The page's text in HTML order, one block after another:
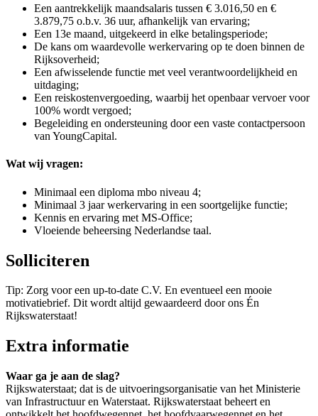
Een aantrekkelijk maandsalaris tussen € 3.016,50 en €
3.879,75 o.b.v. 36 uur, afhankelijk van ervaring;
Een 13e maand, uitgekeerd in elke betalingsperiode;
De kans om waardevolle werkervaring op te doen binnen de
Rijksoverheid;
Een afwisselende functie met veel verantwoordelijkheid en
uitdaging;
Een reiskostenvergoeding, waarbij het openbaar vervoer voor
100% wordt vergoed;
Begeleiding en ondersteuning door een vaste contactpersoon
van YoungCapital.
Wat wij vragen:
Minimaal een diploma mbo niveau 4;
Minimaal 3 jaar werkervaring in een soortgelijke functie;
Kennis en ervaring met MS-Office;
Vloeiende beheersing Nederlandse taal.
Solliciteren
Tip: Zorg voor een up-to-date C.V. En eventueel een mooie
motivatiebrief. Dit wordt altijd gewaardeerd door ons Én
Rijkswaterstaat!
Extra informatie
Waar ga je aan de slag?
Rijkswaterstaat; dat is de uitvoeringsorganisatie van het Ministerie
van Infrastructuur en Waterstaat. Rijkswaterstaat beheert en